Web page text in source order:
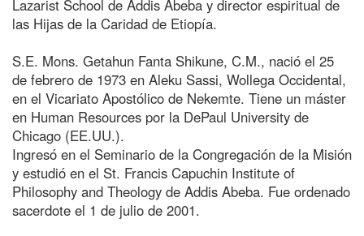
Lazarist School de Addis Abeba y director espiritual de
las Hijas de la Caridad de Etiopía.
S.E. Mons. Getahun Fanta Shikune, C.M., nació el 25
de febrero de 1973 en Aleku Sassi, Wollega Occidental,
en el Vicariato Apostólico de Nekemte. Tiene un máster
en Human Resources por la DePaul University de
Chicago (EE.UU.).
Ingresó en el Seminario de la Congregación de la Misión
y estudió en el St. Francis Capuchin Institute of
Philosophy and Theology de Addis Abeba. Fue ordenado
sacerdote el 1 de julio de 2001.